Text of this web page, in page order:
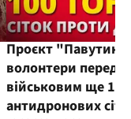
Проєкт
волонтери
військовим ще
антидронових